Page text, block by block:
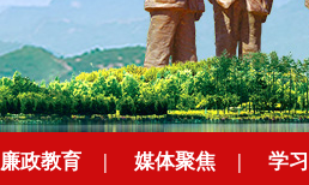
廉政教育 | 媒体聚焦 | 学